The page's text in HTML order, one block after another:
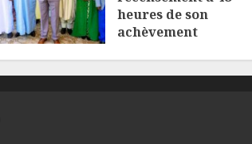
heures de son
achèvement